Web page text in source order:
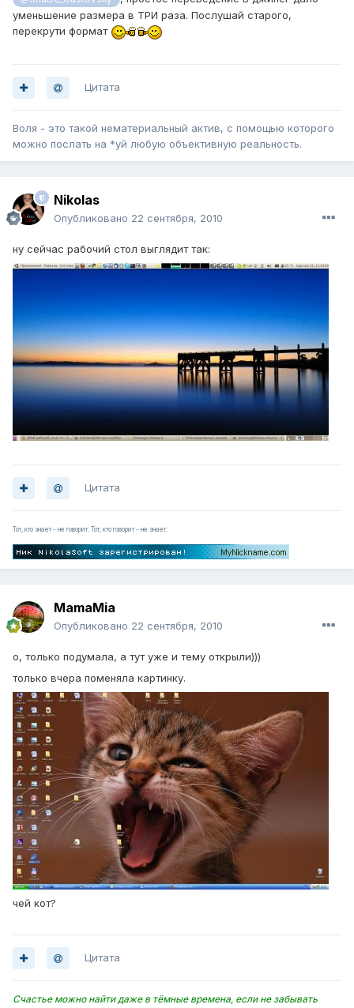
уменьшение размера в ТРИ раза. Послушай старого,
перекрути формат
Цитата
Воля - это такой нематериальный актив, с помощью которого
можно послать на *уй любую объективную реальность.
Nikolas
Опубликовано 22 сентября, 2010
ну сейчас рабочий стол выглядит так:
Цитата
Тот, кто знает - не говорит. Тот, кто говорит - не знает.
MamaMia
Опубликовано 22 сентября, 2010
о, только подумала, а тут уже и тему открыли)))
только вчера поменяла картинку.
чей кот?
Цитата
Счастье можно найти даже в тёмные времена, если не забывать